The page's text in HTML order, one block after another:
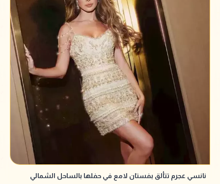
نانسي عجرم تتألق بفستان لامع في حفلها بالساحل الشمالي